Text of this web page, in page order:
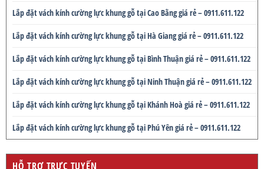
Lắp đặt vách kính cường lực khung gỗ tại Cao Bằng giá rẻ – 0911.611.122
Lắp đặt vách kính cường lực khung gỗ tại Hà Giang giá rẻ – 0911.611.122
Lắp đặt vách kính cường lực khung gỗ tại Bình Thuận giá rẻ – 0911.611.122
Lắp đặt vách kính cường lực khung gỗ tại Ninh Thuận giá rẻ – 0911.611.122
Lắp đặt vách kính cường lực khung gỗ tại Khánh Hoà giá rẻ – 0911.611.122
Lắp đặt vách kính cường lực khung gỗ tại Phú Yên giá rẻ – 0911.611.122
HỖ TRỢ TRỰC TUYẾN